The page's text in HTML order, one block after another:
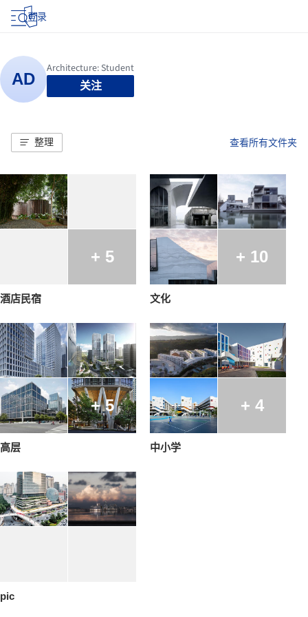
登录
关注
整理 查看所有文件夹
+ 5
酒店民宿
+ 10
文化
+ 5
高层
+ 4
中小学
pic